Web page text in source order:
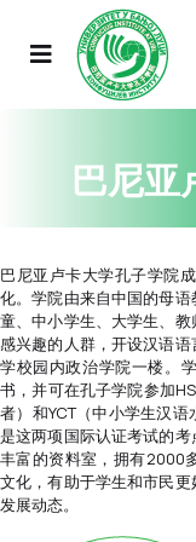
巴尼亚
巴尼亚卢卡大学孔子学院
化。学院由来自中国的母
童、中小学生、大学生、
感兴趣的人群，开设汉语
学校园内政治学院一楼。
书，并可在孔子学院参加
者）和YCT（中小学生汉
是这两项国际认证考试的
丰富的资料室，拥有2000
文化，有助于学生和市民
发展动态。